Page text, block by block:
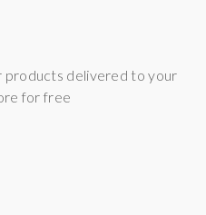
products delivered to your
for free